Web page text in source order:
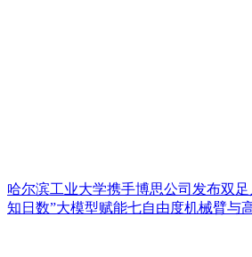
哈尔滨工业大学携手博思公司发布双
知日数”大模型赋能七自由度机械臂与